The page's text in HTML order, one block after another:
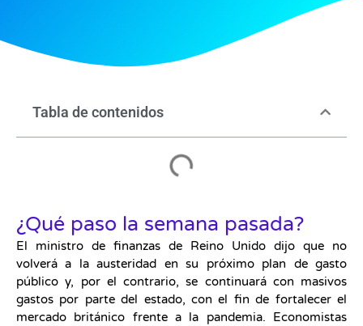
Tabla de contenidos
¿Qué paso la semana pasada?
El ministro de finanzas de Reino Unido dijo que no
volverá a la austeridad en su próximo plan de gasto
público y, por el contrario, se continuará con masivos
gastos por parte del estado, con el fin de fortalecer el
mercado británico frente a la pandemia. Economistas